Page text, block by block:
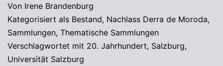
Von Irene Brandenburg
Kategorisiert als Bestand, Nachlass Derra de Moroda,
Sammlungen, Thematische Sammlungen
Verschlagwortet mit 20. Jahrhundert, Salzburg,
Universität Salzburg